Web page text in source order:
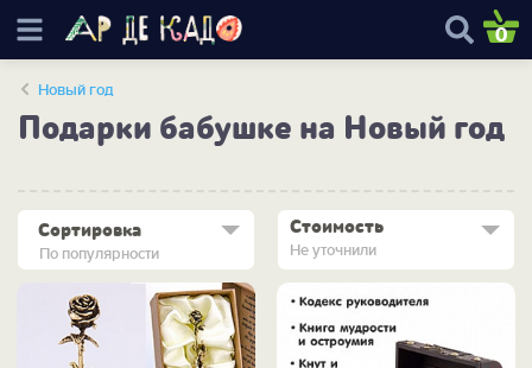
0
Новый год
Подарки бабушке на Новый год
По популярности
Сортировка Стоимость
Не уточнили